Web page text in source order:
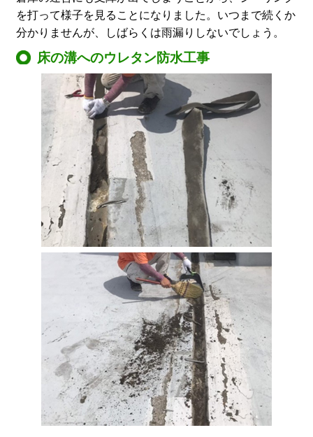
を打って様子を見ることになりました。いつまで続くか
分かりませんが、しばらくは雨漏りしないでしょう。
床の溝へのウレタン防水工事